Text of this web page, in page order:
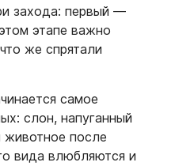
захода: первый —
этапе важно
же спрятали
самое
слон, напуганный
животное после
вида влюбляются и